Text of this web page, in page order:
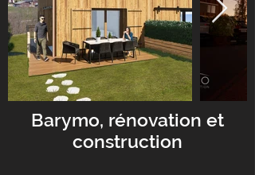
Barymo, rénovation et
construction